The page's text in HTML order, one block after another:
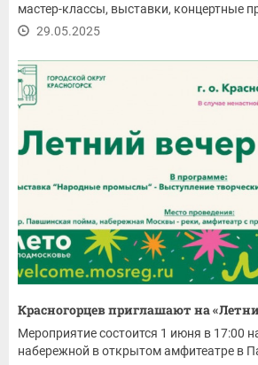
мастер-классы, выставки, концертные
29.05.2025
Красногорцев приглашают на
Мероприятие состоится 1 июня в 17:00
набережной в открытом амфитеатре в